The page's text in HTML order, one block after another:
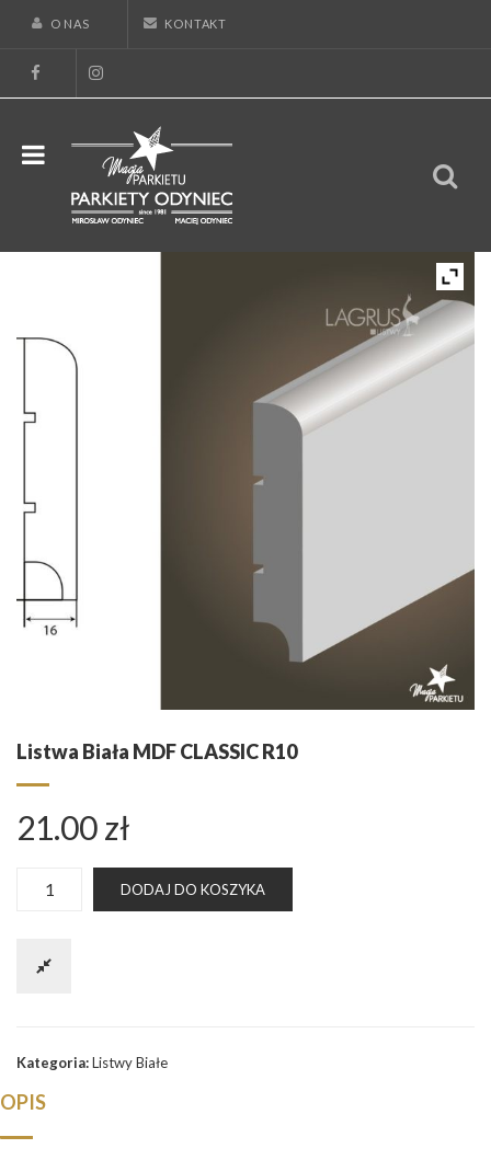
O NAS KONTAKT
Listwa Biała MDF CLASSIC R10
21.00zł
MDF
DODAJ DO KOSZYKA
Kategoria:Listwy Białe
OPIS